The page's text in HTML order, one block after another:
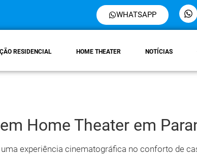
WHATSAPP
RESIDENCIAL HOME THEATER NOTÍCIAS
Home Theater em
experiência cinematográfica no conforto de